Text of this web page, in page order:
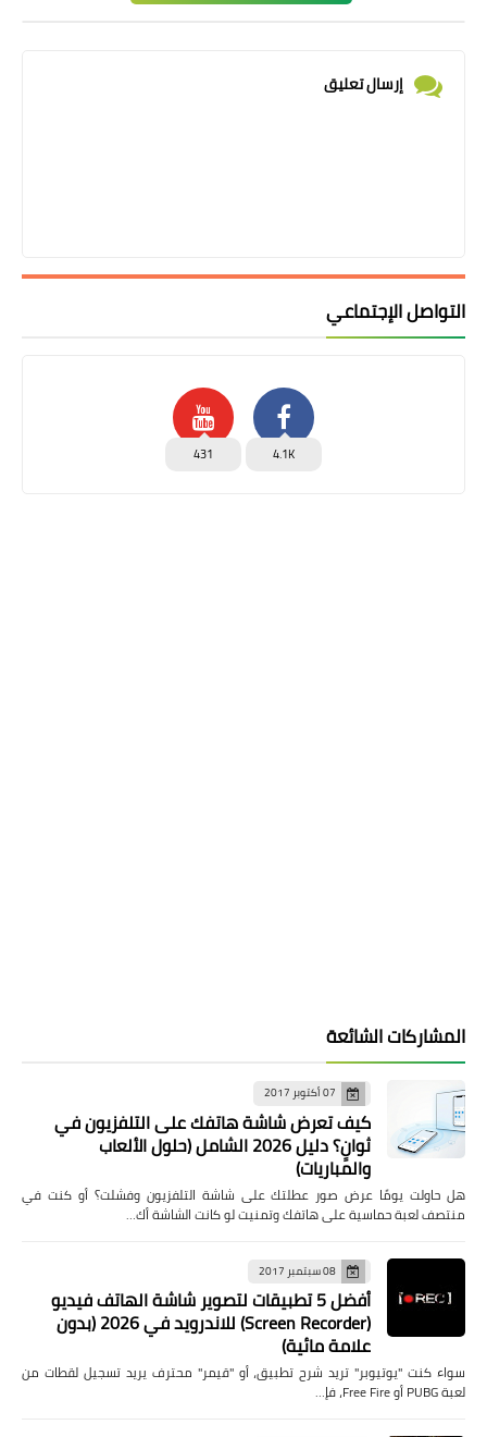
إرسال تعليق
التواصل الإجتماعي
4.1K
431
المشاركات الشائعة
07 أكتوبر 2017
كيف تعرض شاشة هاتفك على التلفزيون في
ثوانٍ؟ دليل 2026 الشامل (حلول الألعاب
والمباريات)
هل حاولت يومًا عرض صور عطلتك على شاشة التلفزيون وفشلت؟ أو كنت في
منتصف لعبة حماسية على هاتفك وتمنيت لو كانت الشاشة أك…
08 سبتمبر 2017
أفضل 5 تطبيقات لتصوير شاشة الهاتف فيديو
(Screen Recorder) للاندرويد في 2026 (بدون
علامة مائية)
سواء كنت "يوتيوبر" تريد شرح تطبيق، أو "قيمر" محترف يريد تسجيل لقطات من
لعبة PUBG أو Free Fire، فإ…